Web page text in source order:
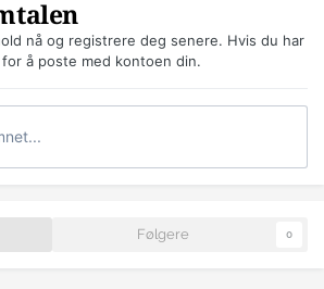
nå og registrere deg senere. Hvis du har
for å poste med kontoen din.
Følgere 0